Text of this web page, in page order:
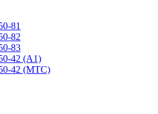
81
82
83
42 (А1)
42 (МТС)